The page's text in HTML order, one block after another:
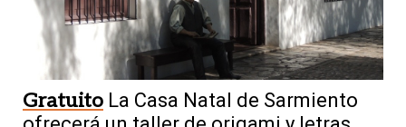
Gratuito La Casa Natal de Sarmiento